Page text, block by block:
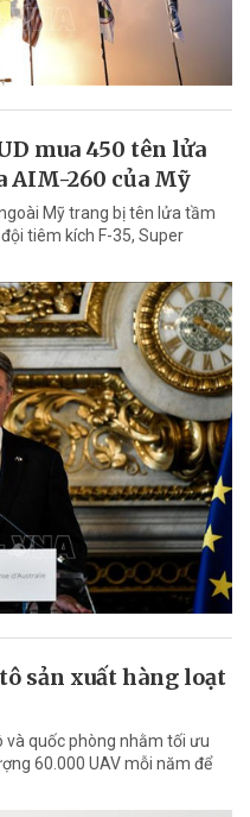
mua 450 tên lửa
AIM-260 của Mỹ
Mỹ trang bị tên lửa tầm
tiêm kích F-35, Super
sản xuất hàng loạt
và quốc phòng nhằm tối ưu
60.000 UAV mỗi năm để